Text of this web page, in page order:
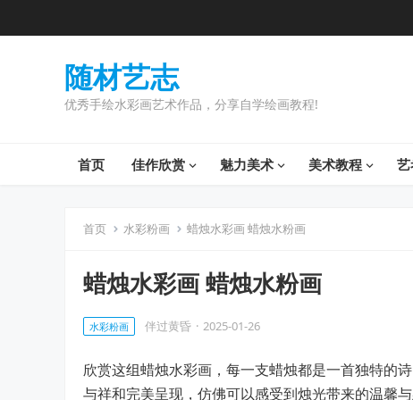
随材艺志
优秀手绘水彩画艺术作品，分享自学绘画教程!
首页 佳作欣赏 魅力美术 美术教程
首页 水彩粉画 蜡烛水彩画 蜡烛水粉画
蜡烛水彩画 蜡烛水粉画
水彩粉画 伴过黄昏 · 2025-01-26
欣赏这组蜡烛水彩画，每一支蜡烛都是一首独特的
与祥和完美呈现，仿佛可以感受到烛光带来的温馨